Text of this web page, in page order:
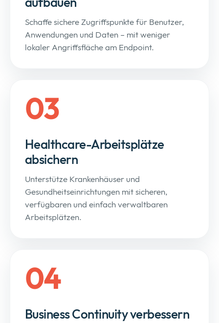
Schaffe sichere Zugriffspunkte für Benutzer,
Anwendungen und Daten – mit weniger
lokaler Angriffsfläche am Endpoint.
03
Healthcare-Arbeitsplätze
absichern
Unterstütze Krankenhäuser und
Gesundheitseinrichtungen mit sicheren,
verfügbaren und einfach verwaltbaren
Arbeitsplätzen.
04
Business Continuity verbessern